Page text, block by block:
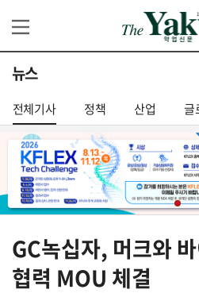
뉴스
전체기사 정책 산업 글
GC녹십자, 머크와
협력 MOU 체결